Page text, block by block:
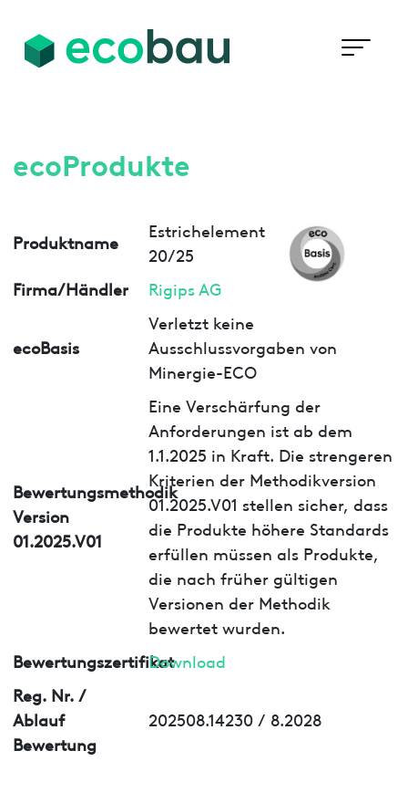
ecoProdukte
Produktname
Estrichelement
20/25
Firma/Händler
Rigips AG
ecoBasis
Verletzt keine
Ausschlussvorgaben von
Minergie-ECO
Bewertungsmethodik
Version
01.2025.V01
Eine Verschärfung der
Anforderungen ist ab dem
1.1.2025 in Kraft. Die strengeren
Kriterien der Methodikversion
01.2025.V01 stellen sicher, dass
die Produkte höhere Standards
erfüllen müssen als Produkte,
die nach früher gültigen
Versionen der Methodik
bewertet wurden.
BewertungszertifikatDownload
Reg. Nr. /
Ablauf
Bewertung
202508.14230 / 8.2028